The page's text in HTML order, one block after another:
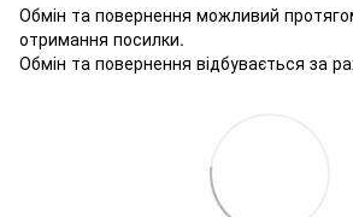
Обмін та повернення можливий
отримання посилки.
Обмін та повернення відбувається за